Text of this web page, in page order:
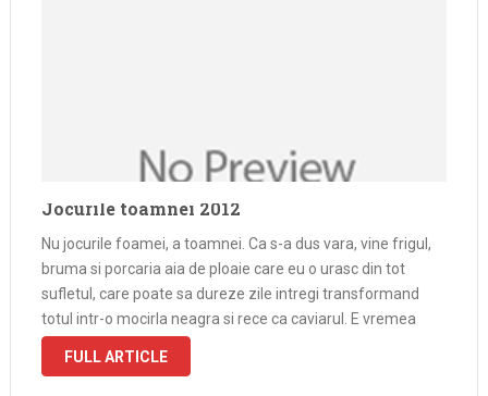
Jocurile toamnei 2012
Nu jocurile foamei, a toamnei. Ca s-a dus vara, vine frigul,
bruma si porcaria aia de ploaie care eu o urasc din tot
sufletul, care poate sa dureze zile intregi transformand
totul intr-o mocirla neagra si rece ca caviarul. E vremea
perfecta sa stai in casa, …
FULL ARTICLE